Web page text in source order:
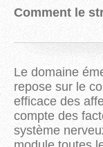
Comment le
Le domaine
repose sur le
efficace des
compte des
système